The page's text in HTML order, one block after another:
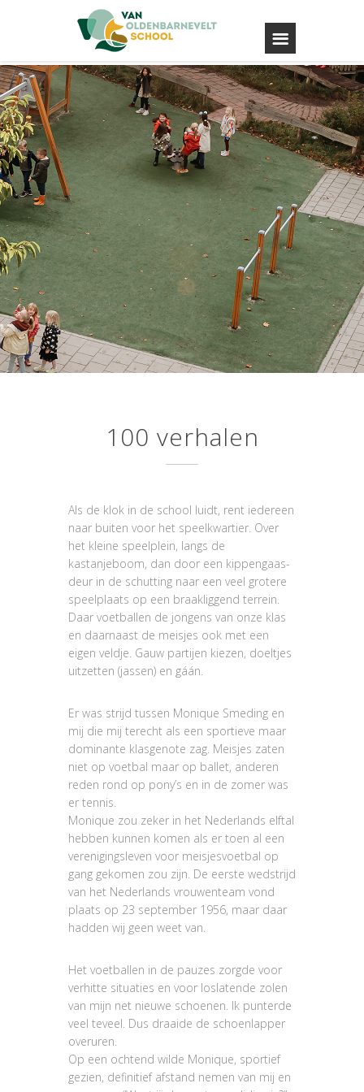
100 verhalen
Als de klok in de school luidt, rent iedereen
naar buiten voor het speelkwartier. Over
het kleine speelplein, langs de
kastanjeboom, dan door een kippengaas-
deur in de schutting naar een veel grotere
speelplaats op een braakliggend terrein.
Daar voetballen de jongens van onze klas
en daarnaast de meisjes ook met een
eigen veldje. Gauw partijen kiezen, doeltjes
uitzetten (jassen) en gáán.
Er was strijd tussen Monique Smeding en
mij die mij terecht als een sportieve maar
dominante klasgenote zag. Meisjes zaten
niet op voetbal maar op ballet, anderen
reden rond op pony’s en in de zomer was
er tennis.
Monique zou zeker in het Nederlands elftal
hebben kunnen komen als er toen al een
verenigingsleven voor meisjesvoetbal op
gang gekomen zou zijn. De eerste wedstrijd
van het Nederlands vrouwenteam vond
plaats op 23 september 1956, maar daar
hadden wij geen weet van.
Het voetballen in de pauzes zorgde voor
verhitte situaties en voor loslatende zolen
van mijn net nieuwe schoenen. Ik punterde
veel teveel. Dus draaide de schoenlapper
overuren.
Op een ochtend wilde Monique, sportief
gezien, definitief afstand nemen van mij en